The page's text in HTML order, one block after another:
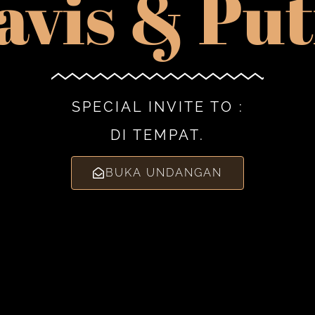
SPECIAL INVITE TO :
DI TEMPAT.
BUKA UNDANGAN